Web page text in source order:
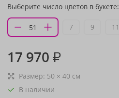
Выберите число цветов в букете:
7 9 11
17 970 ₽
Размер: 50 × 40 см
В наличии